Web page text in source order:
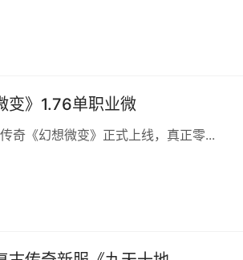
变》1.76单职业微
奇《幻想微变》正式上线，真正零...